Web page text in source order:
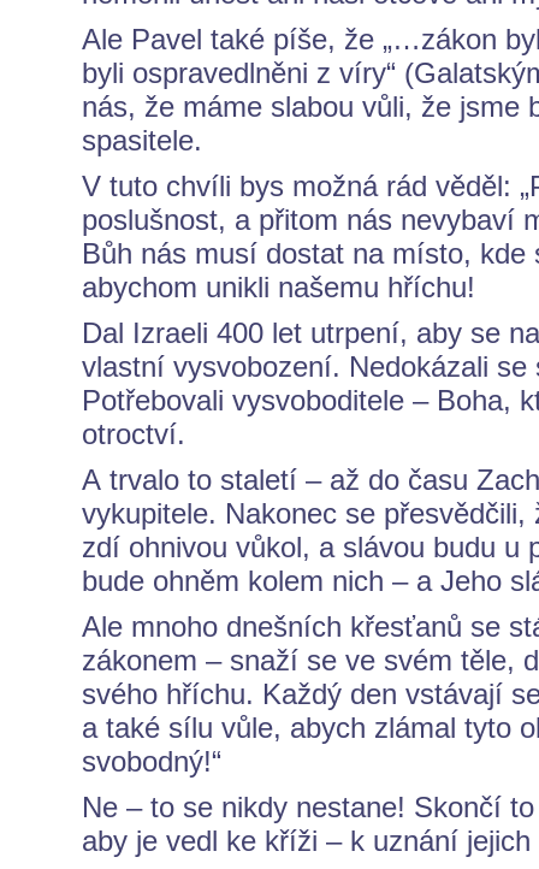
Ale Pavel také píše, že „…zákon
byli ospravedlněni z víry“
nás, že máme slabou vůli, že jsme
spasitele.
V tuto chvíli bys možná rád věděl:
poslušnost, a přitom nás nevybaví
Bůh nás musí dostat na místo,
abychom unikli našemu hříchu!
Dal Izraeli 400 let utrpení, aby se
vlastní vysvobození. Nedokázali
Potřebovali vysvoboditele – Boha,
otroctví.
A trvalo to staletí – až do času
vykupitele. Nakonec se
zdí ohnivou vůkol, a slávou budu u
bude ohněm kolem nich – a Jeho
Ale mnoho dnešních křesťanů se
zákonem – snaží se ve svém těle,
svého hříchu. Každý den vstávají
a také sílu vůle, abych zlámal tyto
svobodný!“
Ne – to se nikdy nestane! Skončí
aby je vedl ke kříži – k uznání